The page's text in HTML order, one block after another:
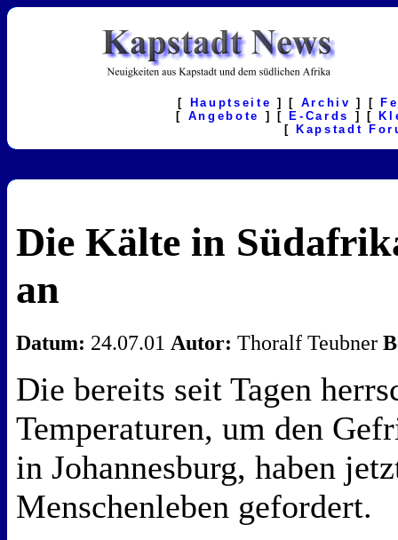
[ Hauptseite ] [ Archiv ] [
[ Angebote ] [ E-Cards ] [
[
Kapstadt
Die Kälte in
an
Datum: 24.07.01 Autor: Thoralf Teubner
Die bereits seit Tagen
Temperaturen, um den
in Johannesburg, haben
Menschenleben gefordert.